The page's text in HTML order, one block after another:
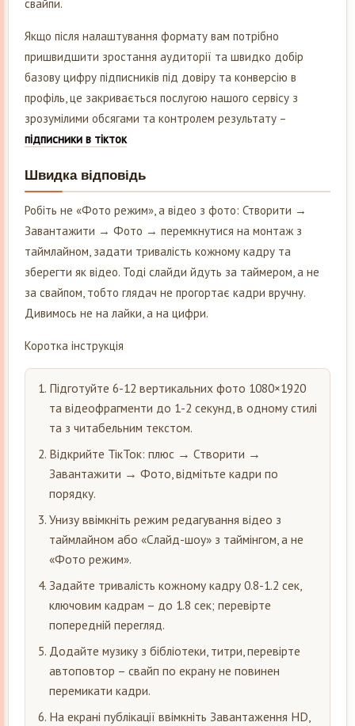
свайпи.
Якщо після налаштування формату вам потрібно
пришвидшити зростання аудиторії та швидко добір
базову цифру підписників під довіру та конверсію в
профіль, це закривається послугою нашого сервісу з
зрозумілими обсягами та контролем результату –
підписники в тікток
Швидка відповідь
Робіть не «Фото режим», а відео з фото: Створити →
Завантажити → Фото → перемкнутися на монтаж з
таймлайном, задати тривалість кожному кадру та
зберегти як відео. Тоді слайди йдуть за таймером, а не
за свайпом, тобто глядач не прогортає кадри вручну.
Дивимось не на лайки, а на цифри.
Коротка інструкція
Підготуйте 6-12 вертикальних фото 1080×1920
та відеофрагменти до 1-2 секунд, в одному стилі
та з читабельним текстом.
Відкрийте ТікТок: плюс → Створити →
Завантажити → Фото, відмітьте кадри по
порядку.
Унизу ввімкніть режим редагування відео з
таймлайном або «Слайд-шоу» з таймінгом, а не
«Фото режим».
Задайте тривалість кожному кадру 0.8-1.2 сек,
ключовим кадрам – до 1.8 сек; перевірте
попередній перегляд.
Додайте музику з бібліотеки, титри, перевірте
автоповтор – свайп по екрану не повинен
перемикати кадри.
На екрані публікації ввімкніть Завантаження HD,